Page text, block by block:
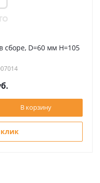
сборе, D=60 мм H=105
В корзину